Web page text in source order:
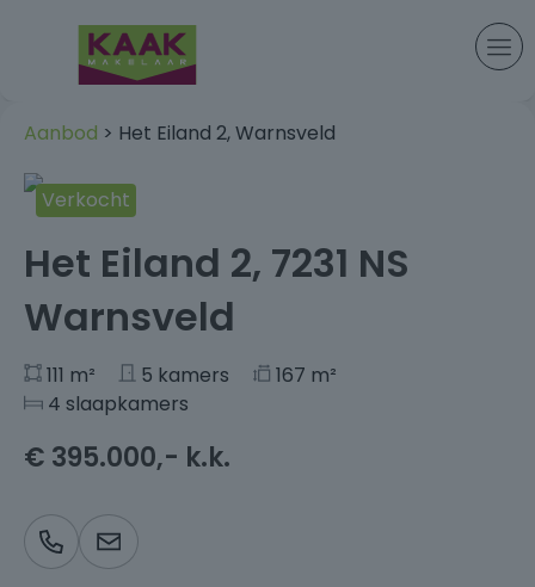
Aanbod > Het Eiland 2, Warnsveld
Verkocht
+31
Het Eiland 2, 7231 NS
Warnsveld
111 m² 5 kamers
167 m²
4 slaapkamers
€ 395.000,- k.k.